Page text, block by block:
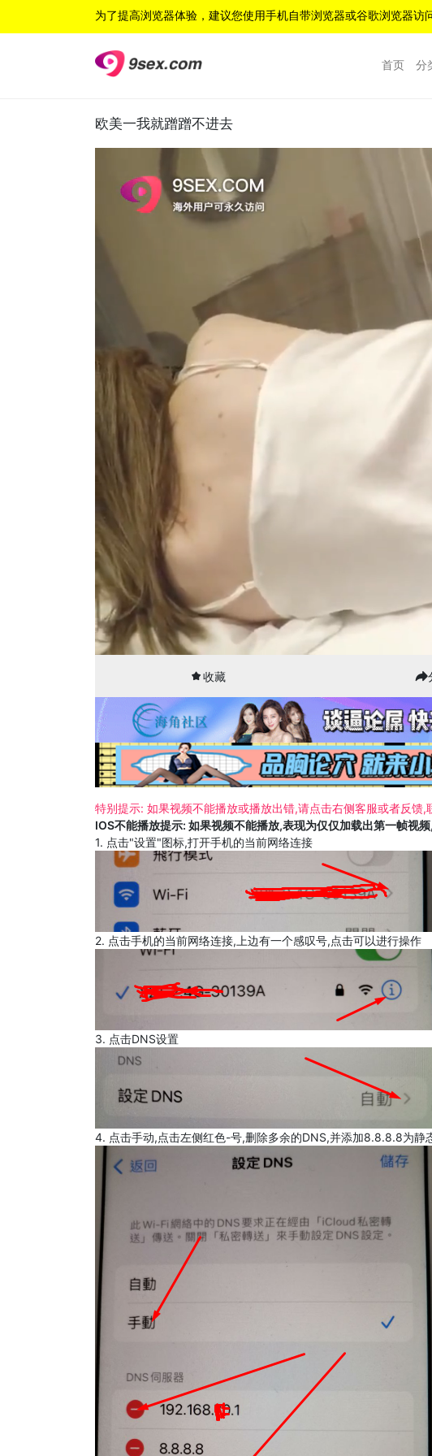
为了提高浏览器体验，建议您使用手机自带浏览器或谷歌浏览器访
首页 分
欧美一我就蹭蹭不进去
00:15
收藏
特别提示: 如果视频不能播放或播放出错,请点击右侧客服或者反馈,
IOS不能播放提示: 如果视频不能播放,表现为仅仅加载出第一帧视
1. 点击"设置"图标,打开手机的当前网络连接
2. 点击手机的当前网络连接,上边有一个感叹号,点击可以进行操作
3. 点击DNS设置
4. 点击手动,点击左侧红色-号,删除多余的DNS,并添加8.8.8.8为静